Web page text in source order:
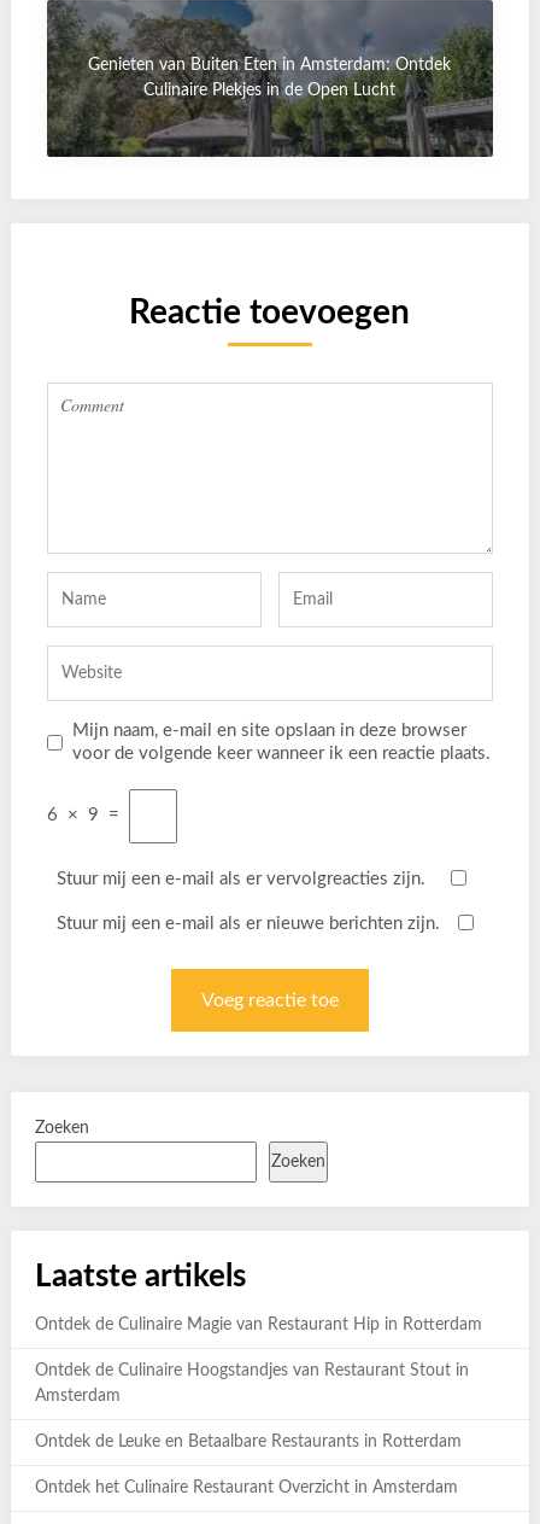
Genieten van Buiten Eten in Amsterdam: Ontdek
Culinaire Plekjes in de Open Lucht
Reactie toevoegen
Mijn naam, e-mail en site opslaan in deze browser
voor de volgende keer wanneer ik een reactie plaats.
6 × 9 =
Stuur mij een e-mail als er vervolgreacties zijn.
Stuur mij een e-mail als er nieuwe berichten zijn.
Zoeken
Zoeken
Laatste artikels
Ontdek de Culinaire Magie van Restaurant Hip in Rotterdam
Ontdek de Culinaire Hoogstandjes van Restaurant Stout in
Amsterdam
Ontdek de Leuke en Betaalbare Restaurants in Rotterdam
Ontdek het Culinaire Restaurant Overzicht in Amsterdam